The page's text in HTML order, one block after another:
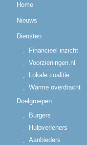
Home
Nieuws
Diensten
Financieel inzicht
Voorzieningen.nl
Lokale coalitie
Warme overdracht
Doelgroepen
Burgers
Hulpverleners
Aanbieders